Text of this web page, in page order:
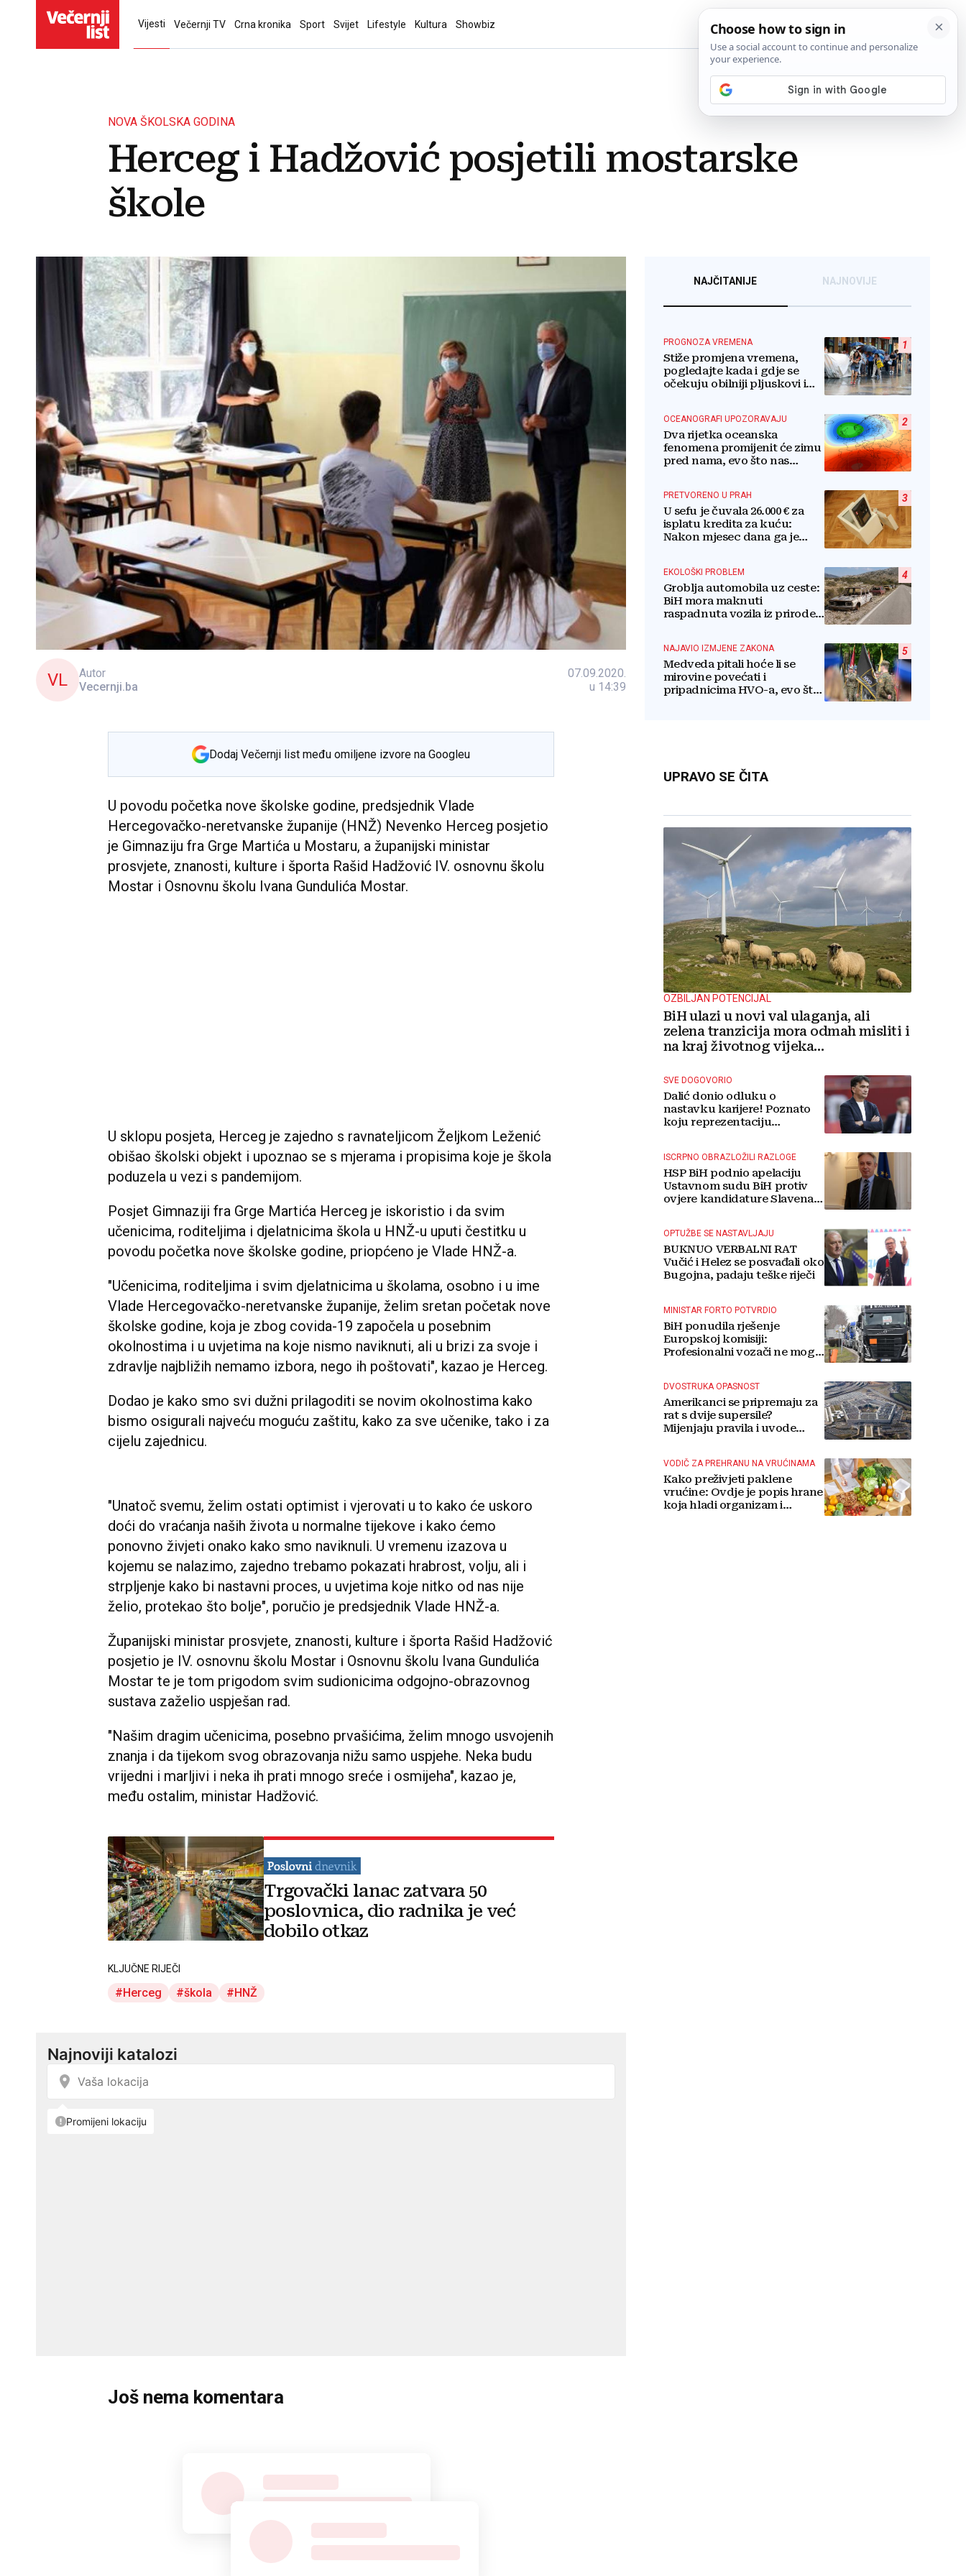
Vijesti Večernji TV Crna kronika Sport Svijet Lifestyle Kultura Showbiz
NOVA ŠKOLSKA GODINA
Herceg i Hadžović posjetili mostarske
škole
VL
Autor
Vecernji.ba
07.09.2020.
u 14:39
Dodaj Večernji list među omiljene izvore na Googleu
U povodu početka nove školske godine, predsjednik Vlade
Hercegovačko-neretvanske županije (HNŽ) Nevenko Herceg posjetio
je Gimnaziju fra Grge Martića u Mostaru, a županijski ministar
prosvjete, znanosti, kulture i športa Rašid Hadžović IV. osnovnu školu
Mostar i Osnovnu školu Ivana Gundulića Mostar.
U sklopu posjeta, Herceg je zajedno s ravnateljicom Željkom Leženić
obišao školski objekt i upoznao se s mjerama i propisima koje je škola
poduzela u vezi s pandemijom.
Posjet Gimnaziji fra Grge Martića Herceg je iskoristio i da svim
učenicima, roditeljima i djelatnicima škola u HNŽ-u uputi čestitku u
povodu početka nove školske godine, priopćeno je Vlade HNŽ-a.
"Učenicima, roditeljima i svim djelatnicima u školama, osobno i u ime
Vlade Hercegovačko-neretvanske županije, želim sretan početak nove
školske godine, koja je zbog covida-19 započela u posebnim
okolnostima i u uvjetima na koje nismo naviknuti, ali u brizi za svoje i
zdravlje najbližih nemamo izbora, nego ih poštovati", kazao je Herceg.
Dodao je kako smo svi dužni prilagoditi se novim okolnostima kako
bismo osigurali najveću moguću zaštitu, kako za sve učenike, tako i za
cijelu zajednicu.
"Unatoč svemu, želim ostati optimist i vjerovati u to kako će uskoro
doći do vraćanja naših života u normalne tijekove i kako ćemo
ponovno živjeti onako kako smo naviknuli. U vremenu izazova u
kojemu se nalazimo, zajedno trebamo pokazati hrabrost, volju, ali i
strpljenje kako bi nastavni proces, u uvjetima koje nitko od nas nije
želio, protekao što bolje", poručio je predsjednik Vlade HNŽ-a.
Županijski ministar prosvjete, znanosti, kulture i športa Rašid Hadžović
posjetio je IV. osnovnu školu Mostar i Osnovnu školu Ivana Gundulića
Mostar te je tom prigodom svim sudionicima odgojno-obrazovnog
sustava zaželio uspješan rad.
"Našim dragim učenicima, posebno prvašićima, želim mnogo usvojenih
znanja i da tijekom svog obrazovanja nižu samo uspjehe. Neka budu
vrijedni i marljivi i neka ih prati mnogo sreće i osmijeha", kazao je,
među ostalim, ministar Hadžović.
Trgovački lanac zatvara 50
poslovnica, dio radnika je već
dobilo otkaz
KLJUČNE RIJEČI
Herceg škola HNŽ
Još nema komentara
NAJČITANIJE NAJNOVIJE
1
PROGNOZA VREMENA
Stiže promjena vremena,
pogledajte kada i gdje se
očekuju obilniji pljuskovi i
2
OCEANOGRAFI UPOZORAVAJU
Dva rijetka oceanska
fenomena promijenit će zimu
pred nama, evo što nas
3
PRETVORENO U PRAH
U sefu je čuvala 26.000 € za
isplatu kredita za kuću:
Nakon mjesec dana ga je
4
EKOLOŠKI PROBLEM
Groblja automobila uz ceste:
BiH mora maknuti
raspadnuta vozila iz prirode i
5
NAJAVIO IZMJENE ZAKONA
Medveda pitali hoće li se
mirovine povećati i
pripadnicima HVO-a, evo što
UPRAVO SE ČITA
OZBILJAN POTENCIJAL
BiH ulazi u novi val ulaganja, ali
zelena tranzicija mora odmah misliti i
na kraj životnog vijeka
SVE DOGOVORIO
Dalić donio odluku o
nastavku karijere! Poznato
koju reprezentaciju
ISCRPNO OBRAZLOŽILI RAZLOGE
HSP BiH podnio apelaciju
Ustavnom sudu BiH protiv
ovjere kandidature Slavena
OPTUŽBE SE NASTAVLJAJU
BUKNUO VERBALNI RAT
Vučić i Helez se posvađali oko
Bugojna, padaju teške riječi
MINISTAR FORTO POTVRDIO
BiH ponudila rješenje
Europskoj komisiji:
Profesionalni vozači ne mogu
DVOSTRUKA OPASNOST
Amerikanci se pripremaju za
rat s dvije supersile?
Mijenjaju pravila i uvode
VODIČ ZA PREHRANU NA VRUĆINAMA
Kako preživjeti paklene
vrućine: Ovdje je popis hrane
koja hladi organizam i